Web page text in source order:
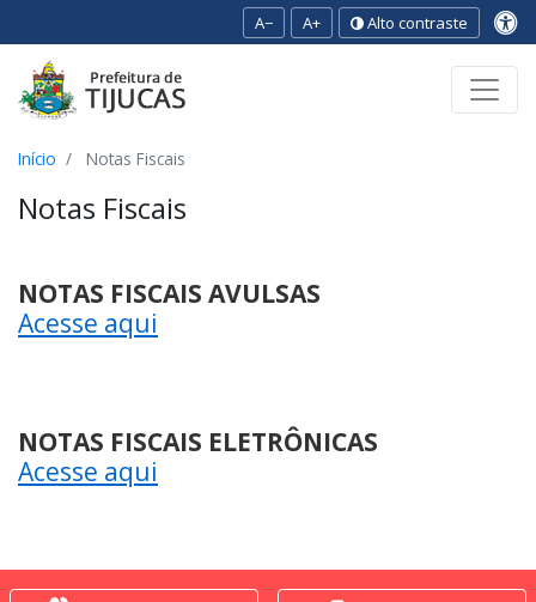
A− A+ Alto contraste
Início Notas Fiscais
Notas Fiscais
NOTAS FISCAIS AVULSAS
Acesse aqui
NOTAS FISCAIS ELETRÔNICAS
Acesse aqui